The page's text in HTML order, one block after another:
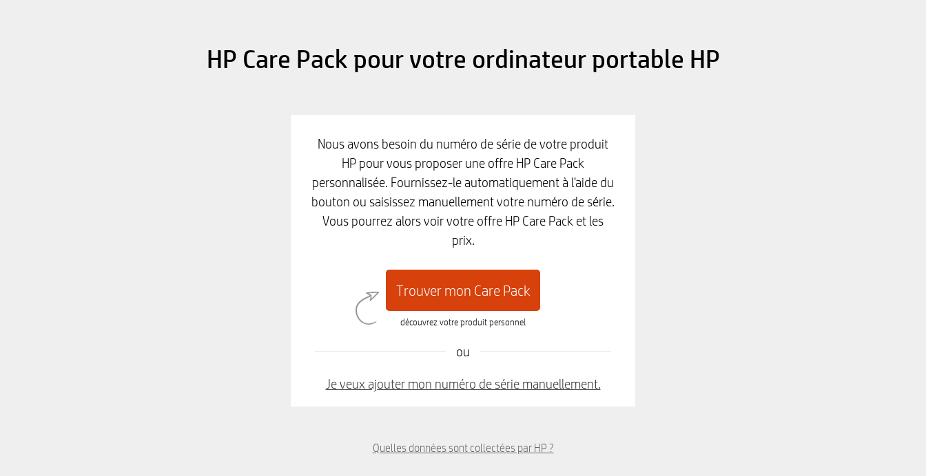
HP Care Pack pour votre ordinateur portable HP
Nous avons besoin du numéro de série de votre produit
HP pour vous proposer une offre HP Care Pack
personnalisée. Fournissez-le automatiquement à l'aide du
bouton ou saisissez manuellement votre numéro de série.
Vous pourrez alors voir votre offre HP Care Pack et les
prix.
Trouver mon Care Pack
découvrez votre produit personnel
ou
Je veux ajouter mon numéro de série manuellement.
Quelles données sont collectées par HP ?